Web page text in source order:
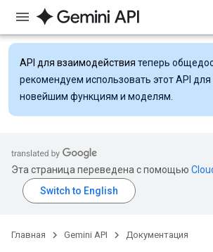
API для взаимодействия теперь
рекомендуем использовать этот API для
новейшим функциям и моделям.
Эта страница переведена с помощью
Главная Gemini API Документация